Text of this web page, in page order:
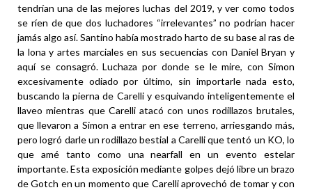
tendrían una de las mejores luchas del 2019, y ver como todos
se ríen de que dos luchadores “irrelevantes” no podrían hacer
jamás algo así. Santino había mostrado harto de su base al ras de
la lona y artes marciales en sus secuencias con Daniel Bryan y
aquí se consagró. Luchaza por donde se le mire, con Simon
excesivamente odiado por último, sin importarle nada esto,
buscando la pierna de Carelli y esquivando inteligentemente el
llaveo mientras que Carelli atacó con unos rodillazos brutales,
que llevaron a Simon a entrar en ese terreno, arriesgando más,
pero logró darle un rodillazo bestial a Carelli que tentó un KO, lo
que amé tanto como una nearfall en un evento estelar
importante. Esta exposición mediante golpes dejó libre un brazo
de Gotch en un momento que Carelli aprovechó de tomar y con